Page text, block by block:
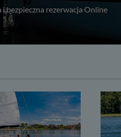
i bezpieczna rezerwacja Online